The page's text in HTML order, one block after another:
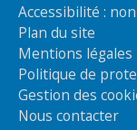
Accessibilité :
Plan du site
Mentions légales
Politique de
Gestion des
Nous contacter